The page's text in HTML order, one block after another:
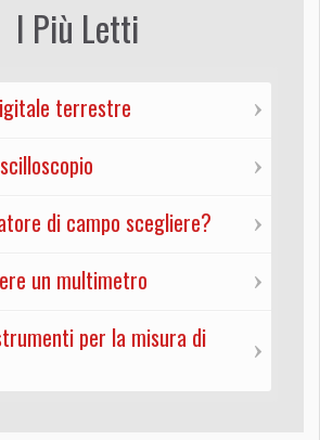
I Più Letti
terrestre
di campo scegliere?
un multimetro
per la misura di